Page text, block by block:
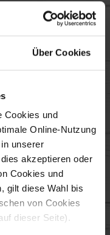
Über Cookies
Cookies und
Online-Nutzung
unserer
akzeptieren oder
Cookies und
gilt diese Wahl bis
von Cookies
dieser Seite).